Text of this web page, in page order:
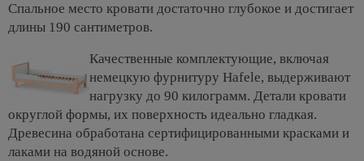
Спальное место кровати достаточно глубокое и достигает
длины 190 сантиметров.
Качественные комплектующие, включая
немецкую фурнитуру Hafele, выдерживают
нагрузку до 90 килограмм. Детали кровати
округлой формы, их поверхность идеально гладкая.
Древесина обработана сертифицированными красками и
лаками на водяной основе.